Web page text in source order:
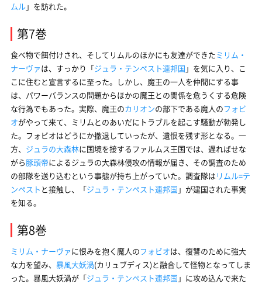
ムル」を訪れた。
第7巻
食べ物で餌付けされ、そしてリムルのほかにも友達ができたミリム・
ナーヴァは、すっかり「ジュラ・テンペスト連邦国 」を気に入り、こ
こに住むと宣言するに至った。しかし、魔王の一人を仲間にする事
は、パワーバランスの問題からほかの魔王との関係を危うくする危険
な行為でもあった。実際、魔王のカリオンの部下である魔人のフォビ
オがやって来て、ミリムとのあいだにトラブルを起こす騒動が勃発し
た。フォビオはどうにか撤退していったが、遺恨を残す形となる。一
方、 ジュラの大森林に国境を接するファルムス王国では、遅ればせな
がら豚頭帝によるジュラの大森林侵攻の情報が届き、その調査のため
の部隊を送り込むという事態が持ち上がっていた。調査隊は リムル=テ
ンペスト と接触し、「ジュラ・テンペスト連邦国 」が建国された事実
を知る。
第8巻
ミリム・ナーヴァに恨みを抱く魔人のフォビオは、復讐のために強大
な力を望み、 暴風大妖渦(カリュブディス)と融合して怪物となってしま
った。暴風大妖渦が「ジュラ・テンペスト連邦国 」に攻め込んで来た